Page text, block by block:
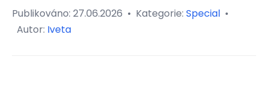
Publikováno: 27.06.2026 • Kategorie: Special •
Autor: Iveta